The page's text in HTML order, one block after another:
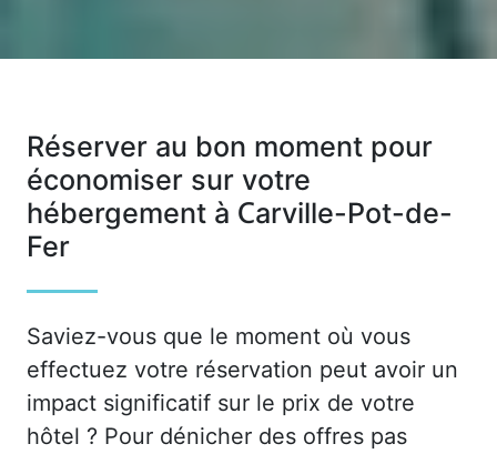
Réserver au bon moment pour
économiser sur votre
hébergement à Carville-Pot-de-
Fer
Saviez-vous que le moment où vous
effectuez votre réservation peut avoir un
impact significatif sur le prix de votre
hôtel ? Pour dénicher des offres pas